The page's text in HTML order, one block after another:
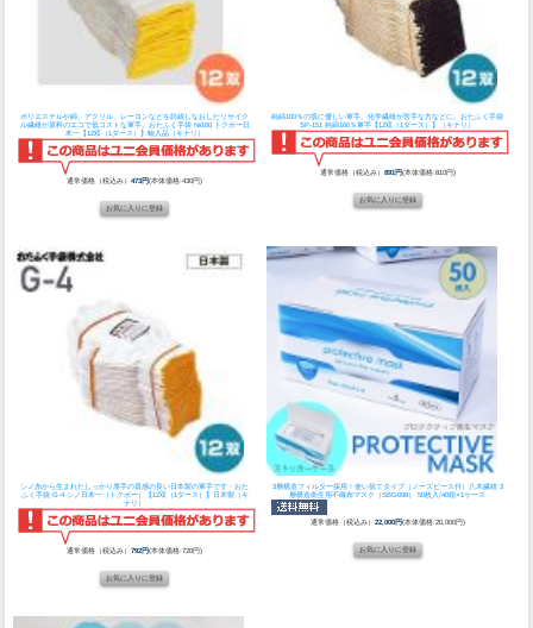
ポリエステルや綿、アクリル、レーヨンなどを紡績しなおしたリサイク
ル繊維が原料のエコで低コストな軍手。
おたふく手袋 №100 トクボー日
本一【12双（1ダース）】輸入品（キナリ）
通常価格（税込み）473円(本体価格:430円)
純綿100％の肌に優しい軍手。化学繊維が苦手な方などに。 おたふく手袋
SP-151 純綿100％軍手【12双（1ダース）】（キナリ）
通常価格（税込み） 891円(本体価格:810円)
シノ糸から生まれたしっかり厚手の質感の良い日本製の軍手です・おた
ふく手袋 G-4 シノ日本一（トクボー）【12双（1ダース）】日本製（キ
ナリ）
通常価格（税込み）792円(本体価格:720円)
3層構造フィルター採用！使い捨てタイプ（ノーズピース付）
八木繊維 3
層構造衛生用不織布マスク（SBG098） 50枚入/40箱×1ケース
通常価格（税込み） 22,000円(本体価格:20,000円)